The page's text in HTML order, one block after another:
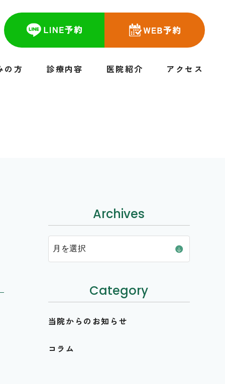
の方 診療内容 医院紹介 アクセス
Archives
Category
当院からのお知らせ
コラム